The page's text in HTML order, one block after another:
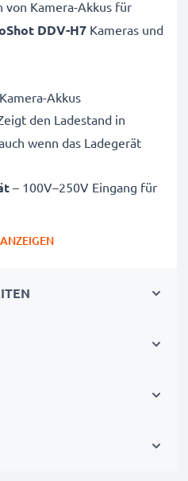
von Kamera-Akkus für
DDV-H7 Kameras und
Akkus
den Ladestand in
wenn das Ladegerät
– 100V–250V Eingang für
Überhitzung und